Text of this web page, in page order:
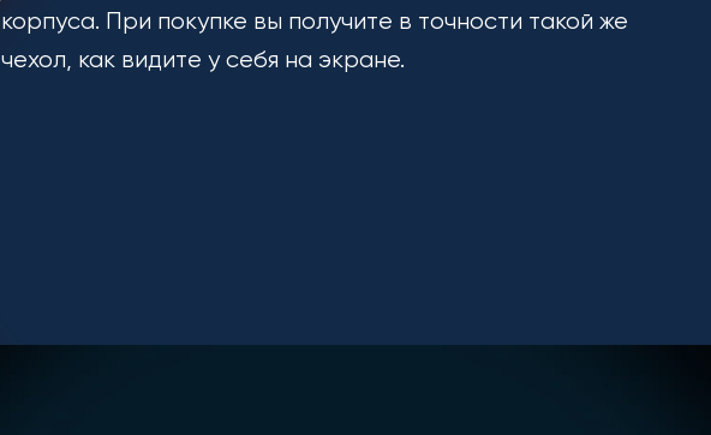
корпуса. При покупке вы получите в точности такой же
чехол, как видите у себя на экране.